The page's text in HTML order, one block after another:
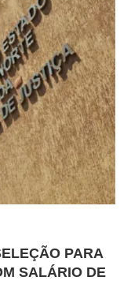
PARA
SALÁRIO DE